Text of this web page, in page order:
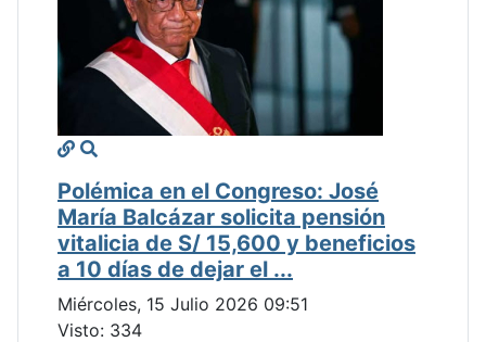
Polémica en el Congreso: José
María Balcázar solicita pensión
vitalicia de S/ 15,600 y beneficios
a 10 días de dejar el ...
Miércoles, 15 Julio 2026 09:51
Visto: 334